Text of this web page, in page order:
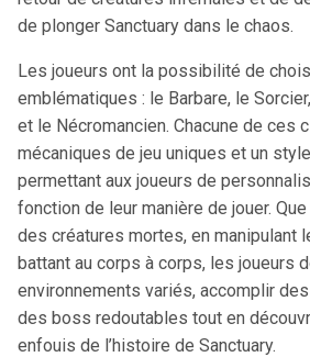
de plonger Sanctuary dans le chaos.
Les joueurs ont la possibilité de
emblématiques : le Barbare, le
et le Nécromancien. Chacune de ces
mécaniques de jeu uniques et un
permettant aux joueurs de
fonction de leur manière de jouer.
des créatures mortes, en manipulant
battant au corps à corps, les joueurs
environnements variés, accomplir
des boss redoutables tout en
enfouis de l’histoire de Sanctuary.